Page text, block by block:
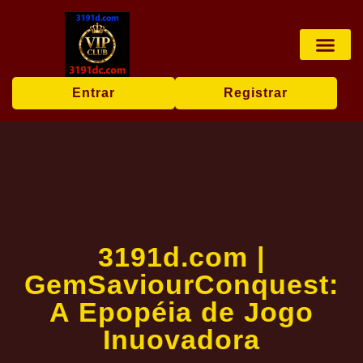
Entrar Registrar
3191d.com |
GemSaviourConquest:
A Epopéia de Jogo
Inuovadora